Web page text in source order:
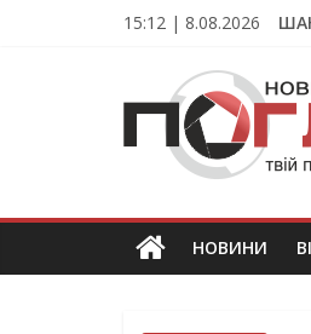
15:12 | 8.08.2026
Новини
Тернополя.
новини
та
НОВИНИ